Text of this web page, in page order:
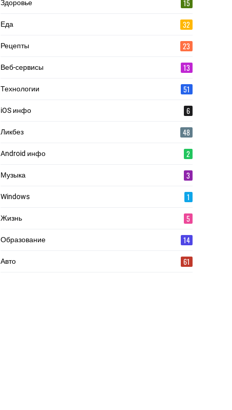
Здоровье 15
Еда 32
Рецепты 23
Веб-сервисы 13
Технологии 51
iOS инфо 6
Ликбез 48
Android инфо 2
Музыка 3
Windows 1
Жизнь 5
Образование 14
Авто 61